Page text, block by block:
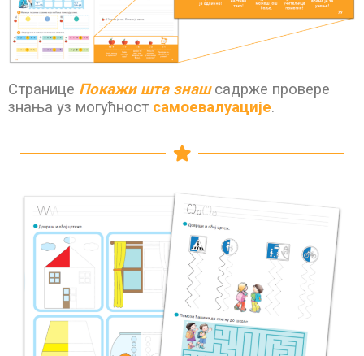
Странице Покажи шта знаш садрже провере
знања уз могућност самоевалуације.